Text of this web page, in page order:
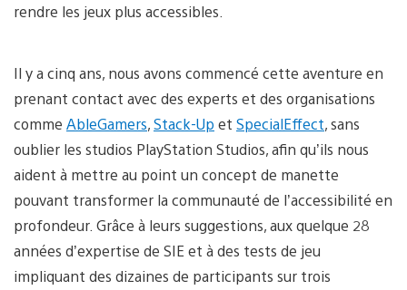
rendre les jeux plus accessibles.
Il y a cinq ans, nous avons commencé cette aventure en
prenant contact avec des experts et des organisations
comme AbleGamers,Stack-Up et SpecialEffect, sans
oublier les studios PlayStation Studios, afin qu’ils nous
aident à mettre au point un concept de manette
pouvant transformer la communauté de l’accessibilité en
profondeur. Grâce à leurs suggestions, aux quelque 28
années d’expertise de SIE et à des tests de jeu
impliquant des dizaines de participants sur trois